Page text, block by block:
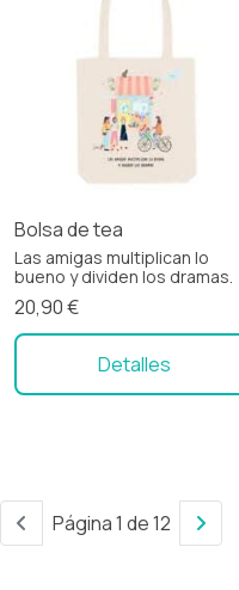
Bolsa de tea
Las amigas multiplican lo
bueno y dividen los dramas.
20,90 €
Detalles
Página 1 de 12